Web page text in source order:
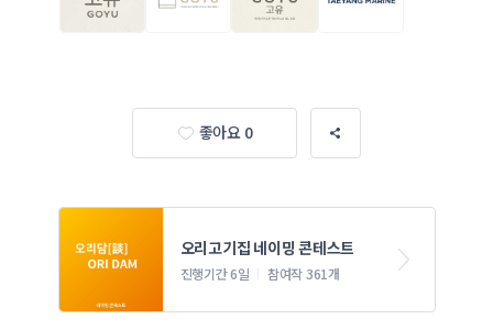
좋아요 0
오리고기집 네이밍 콘테스트
진행기간 6일 참여작 361개